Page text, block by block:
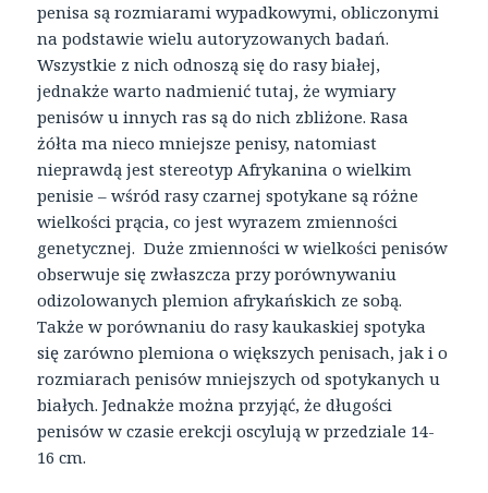
penisa są rozmiarami wypadkowymi, obliczonymi
na podstawie wielu autoryzowanych badań.
Wszystkie z nich odnoszą się do rasy białej,
jednakże warto nadmienić tutaj, że wymiary
penisów u innych ras są do nich zbliżone. Rasa
żółta ma nieco mniejsze penisy, natomiast
nieprawdą jest stereotyp Afrykanina o wielkim
penisie – wśród rasy czarnej spotykane są różne
wielkości prącia, co jest wyrazem zmienności
genetycznej. Duże zmienności w wielkości penisów
obserwuje się zwłaszcza przy porównywaniu
odizolowanych plemion afrykańskich ze sobą.
Także w porównaniu do rasy kaukaskiej spotyka
się zarówno plemiona o większych penisach, jak i o
rozmiarach penisów mniejszych od spotykanych u
białych. Jednakże można przyjąć, że długości
penisów w czasie erekcji oscylują w przedziale 14-
16 cm.